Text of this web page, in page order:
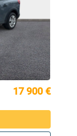
17 900 €